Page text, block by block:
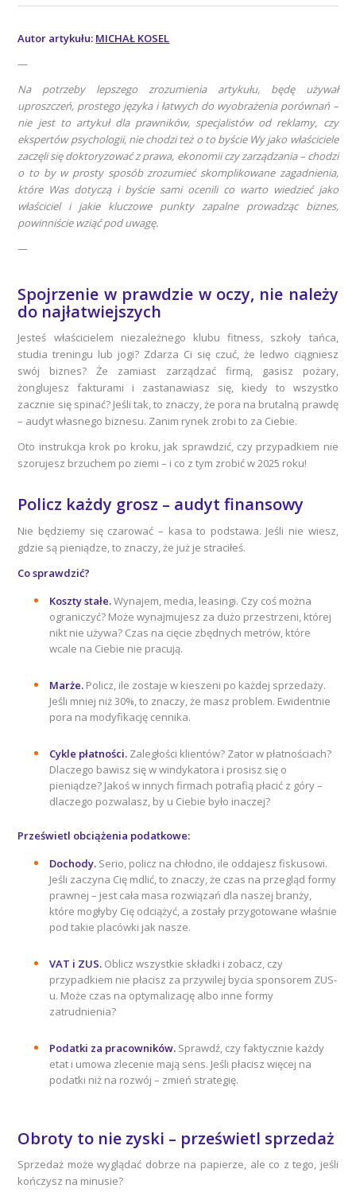
Autor artykułu: MICHAŁ KOSEL
—
Na potrzeby lepszego zrozumienia artykułu, będę używał
uproszczeń, prostego języka i łatwych do wyobrażenia porównań –
nie jest to artykuł dla prawników, specjalistów od reklamy, czy
ekspertów psychologii, nie chodzi też o to byście Wy jako właściciele
zaczęli się doktoryzować z prawa, ekonomii czy zarządzania – chodzi
o to by w prosty sposób zrozumieć skomplikowane zagadnienia,
które Was dotyczą i byście sami ocenili co warto wiedzieć jako
właściciel i jakie kluczowe punkty zapalne prowadząc biznes,
powinniście wziąć pod uwagę.
—
Spojrzenie w prawdzie w oczy, nie należy
do najłatwiejszych
Jesteś właścicielem niezależnego klubu fitness, szkoły tańca,
studia treningu lub jogi? Zdarza Ci się czuć, że ledwo ciągniesz
swój biznes? Że zamiast zarządzać firmą, gasisz pożary,
żonglujesz fakturami i zastanawiasz się, kiedy to wszystko
zacznie się spinać? Jeśli tak, to znaczy, że pora na brutalną prawdę
– audyt własnego biznesu. Zanim rynek zrobi to za Ciebie.
Oto instrukcja krok po kroku, jak sprawdzić, czy przypadkiem nie
szorujesz brzuchem po ziemi – i co z tym zrobić w 2025 roku!
Policz każdy grosz – audyt finansowy
Nie będziemy się czarować – kasa to podstawa. Jeśli nie wiesz,
gdzie są pieniądze, to znaczy, że już je straciłeś.
Co sprawdzić?
Koszty stałe.Wynajem, media, leasingi. Czy coś można
ograniczyć? Może wynajmujesz za dużo przestrzeni, której
nikt nie używa? Czas na cięcie zbędnych metrów, które
wcale na Ciebie nie pracują.
Marże. Policz, ile zostaje w kieszeni po każdej sprzedaży.
Jeśli mniej niż 30%, to znaczy, że masz problem. Ewidentnie
pora na modyfikację cennika.
Cykle płatności. Zaległości klientów? Zator w płatnościach?
Dlaczego bawisz się w windykatora i prosisz się o
pieniądze? Jakoś w innych firmach potrafią płacić z góry –
dlaczego pozwalasz, by u Ciebie było inaczej?
Prześwietl obciążenia podatkowe:
Dochody. Serio, policz na chłodno, ile oddajesz fiskusowi.
Jeśli zaczyna Cię mdlić, to znaczy, że czas na przegląd formy
prawnej – jest cała masa rozwiązań dla naszej branży,
które mogłyby Cię odciążyć, a zostały przygotowane właśnie
pod takie placówki jak nasze.
VAT i ZUS. Oblicz wszystkie składki i zobacz, czy
przypadkiem nie płacisz za przywilej bycia sponsorem ZUS-
u. Może czas na optymalizację albo inne formy
zatrudnienia?
Podatki za pracowników. Sprawdź, czy faktycznie każdy
etat i umowa zlecenie mają sens. Jeśli płacisz więcej na
podatki niż na rozwój – zmień strategię.
Obroty to nie zyski – prześwietl sprzedaż
Sprzedaż może wyglądać dobrze na papierze, ale co z tego, jeśli
kończysz na minusie?